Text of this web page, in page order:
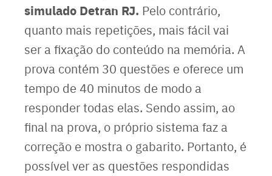
simulado Detran RJ. Pelo contrário,
quanto mais repetições, mais fácil vai
ser a fixação do conteúdo na memória. A
prova contém 30 questões e oferece um
tempo de 40 minutos de modo a
responder todas elas. Sendo assim, ao
final na prova, o próprio sistema faz a
correção e mostra o gabarito. Portanto, é
possível ver as questões respondidas